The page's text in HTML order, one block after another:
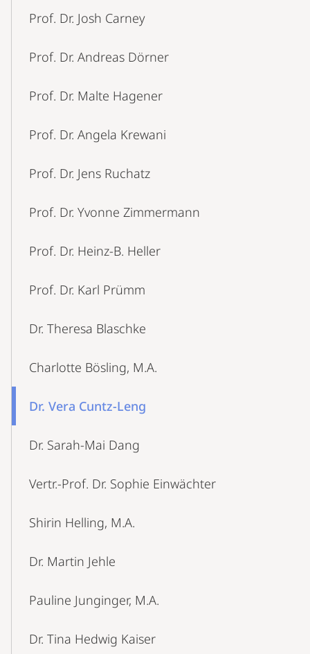
Prof. Dr. Josh Carney
Prof. Dr. Andreas Dörner
Prof. Dr. Malte Hagener
Prof. Dr. Angela Krewani
Prof. Dr. Jens Ruchatz
Prof. Dr. Yvonne Zimmermann
Prof. Dr. Heinz-B. Heller
Prof. Dr. Karl Prümm
Dr. Theresa Blaschke
Charlotte Bösling, M.A.
Dr. Vera Cuntz-Leng
Dr. Sarah-Mai Dang
Vertr.-Prof. Dr. Sophie Einwächter
Shirin Helling, M.A.
Dr. Martin Jehle
Pauline Junginger, M.A.
Dr. Tina Hedwig Kaiser